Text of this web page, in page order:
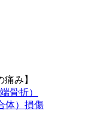
み】
骨折）
体）損傷